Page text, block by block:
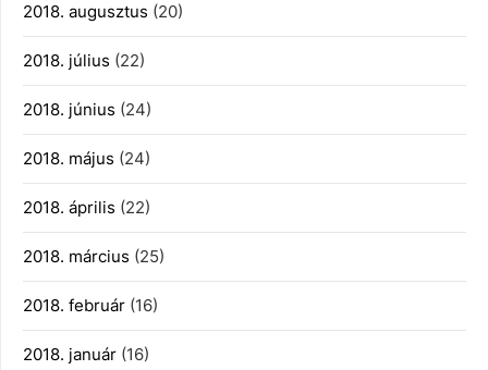
2018. augusztus (20)
2018. július (22)
2018. június (24)
2018. május (24)
2018. április (22)
2018. március (25)
2018. február (16)
2018. január (16)